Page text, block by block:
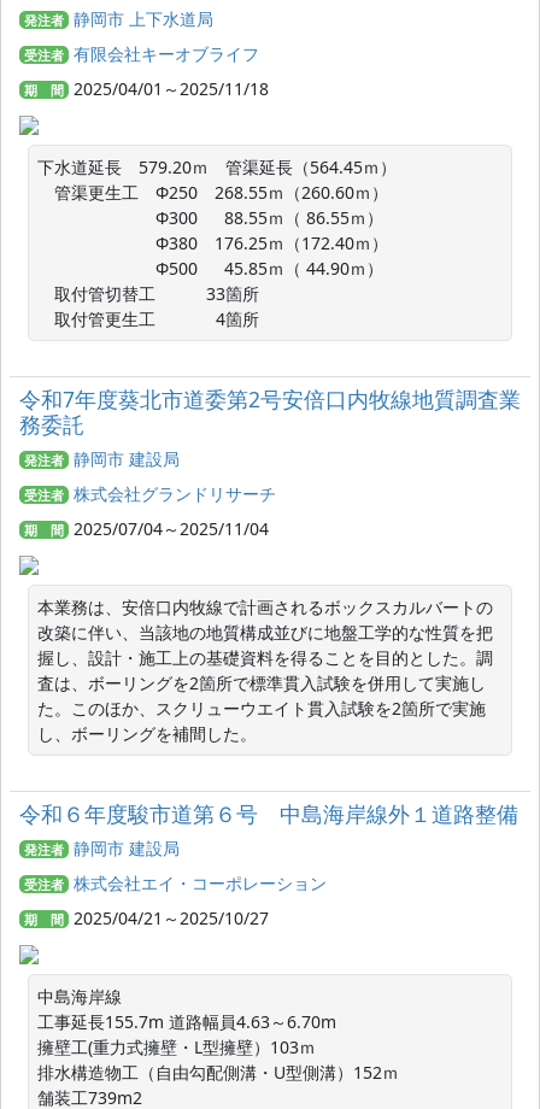
発注者 静岡市 上下水道局
受注者 有限会社キーオブライフ
期 間 2025/04/01～2025/11/18
下水道延長　579.20ｍ　管渠延長（564.45ｍ）
管渠更生工　Ф250　268.55ｍ（260.60ｍ）
Ф300　  88.55ｍ（ 86.55ｍ）
Ф380　176.25ｍ（172.40ｍ）
Ф500　  45.85ｍ（ 44.90ｍ）
取付管切替工　　　33箇所
取付管更生工　　　  4箇所
令和7年度葵北市道委第2号安倍口内牧線地質調査業
務委託
発注者 静岡市 建設局
受注者 株式会社グランドリサーチ
期 間 2025/07/04～2025/11/04
本業務は、安倍口内牧線で計画されるボックスカルバートの
改築に伴い、当該地の地質構成並びに地盤工学的な性質を把
握し、設計・施工上の基礎資料を得ることを目的とした。調
査は、ボーリングを2箇所で標準貫入試験を併用して実施し
た。このほか、スクリューウエイト貫入試験を2箇所で実施
し、ボーリングを補間した。
令和６年度駿市道第６号 中島海岸線外１道路整備
発注者 静岡市 建設局
受注者 株式会社エイ・コーポレーション
期 間 2025/04/21～2025/10/27
中島海岸線
工事延長155.7m 道路幅員4.63～6.70m
擁壁工(重力式擁壁・L型擁壁）103ｍ
排水構造物工（自由勾配側溝・U型側溝）152ｍ
舗装工739m2